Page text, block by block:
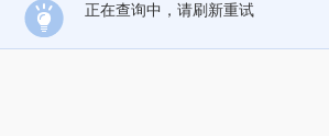
正在查询中，请刷新重试